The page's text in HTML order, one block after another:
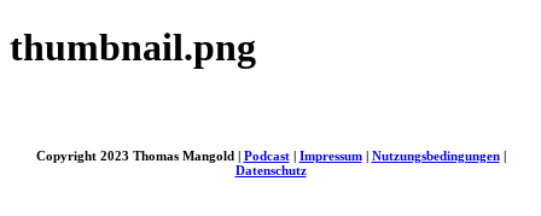
thumbnail.png
Copyright 2023 Thomas Mangold | Podcast| Impressum| Nutzungsbedingungen|
Datenschutz